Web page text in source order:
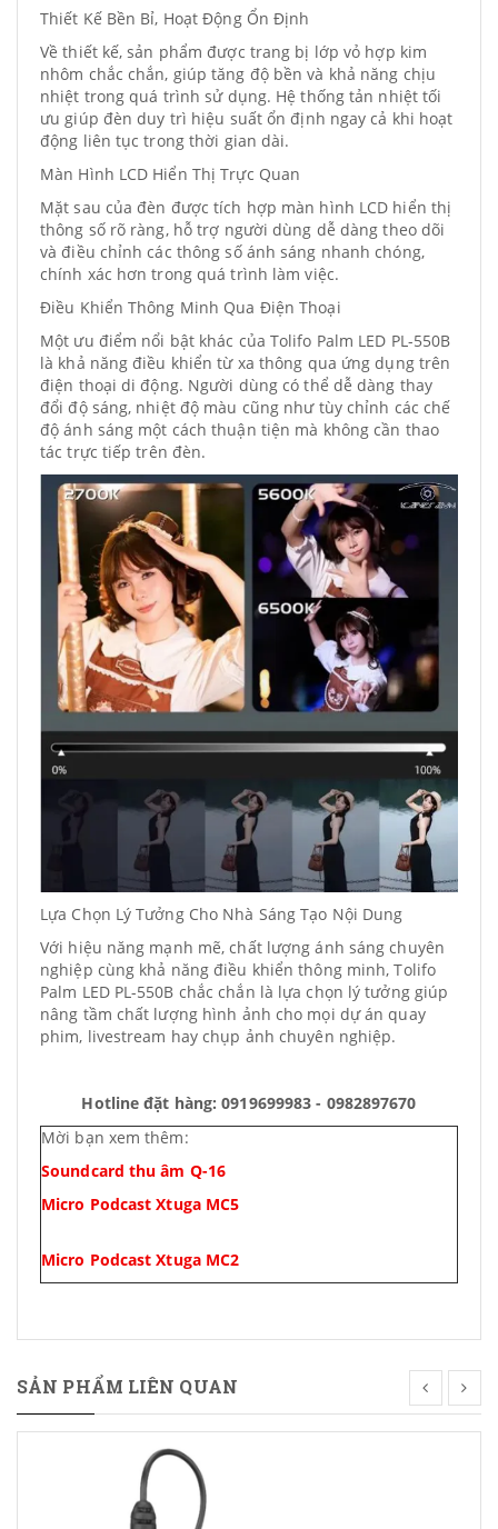
Thiết Kế Bền Bỉ, Hoạt Động Ổn Định
Về thiết kế, sản phẩm được trang bị lớp vỏ hợp kim
nhôm chắc chắn, giúp tăng độ bền và khả năng chịu
nhiệt trong quá trình sử dụng. Hệ thống tản nhiệt tối
ưu giúp đèn duy trì hiệu suất ổn định ngay cả khi hoạt
động liên tục trong thời gian dài.
Màn Hình LCD Hiển Thị Trực Quan
Mặt sau của đèn được tích hợp màn hình LCD hiển thị
thông số rõ ràng, hỗ trợ người dùng dễ dàng theo dõi
và điều chỉnh các thông số ánh sáng nhanh chóng,
chính xác hơn trong quá trình làm việc.
Điều Khiển Thông Minh Qua Điện Thoại
Một ưu điểm nổi bật khác của Tolifo Palm LED PL-550B
là khả năng điều khiển từ xa thông qua ứng dụng trên
điện thoại di động. Người dùng có thể dễ dàng thay
đổi độ sáng, nhiệt độ màu cũng như tùy chỉnh các chế
độ ánh sáng một cách thuận tiện mà không cần thao
tác trực tiếp trên đèn.
Lựa Chọn Lý Tưởng Cho Nhà Sáng Tạo Nội Dung
Với hiệu năng mạnh mẽ, chất lượng ánh sáng chuyên
nghiệp cùng khả năng điều khiển thông minh, Tolifo
Palm LED PL-550B chắc chắn là lựa chọn lý tưởng giúp
nâng tầm chất lượng hình ảnh cho mọi dự án quay
phim, livestream hay chụp ảnh chuyên nghiệp.
Hotline đặt hàng: 0919699983 - 0982897670
Mời bạn xem thêm:
Soundcard thu âm Q-16
Micro Podcast Xtuga MC5
Micro Podcast Xtuga MC2
SẢN PHẨM LIÊN QUAN